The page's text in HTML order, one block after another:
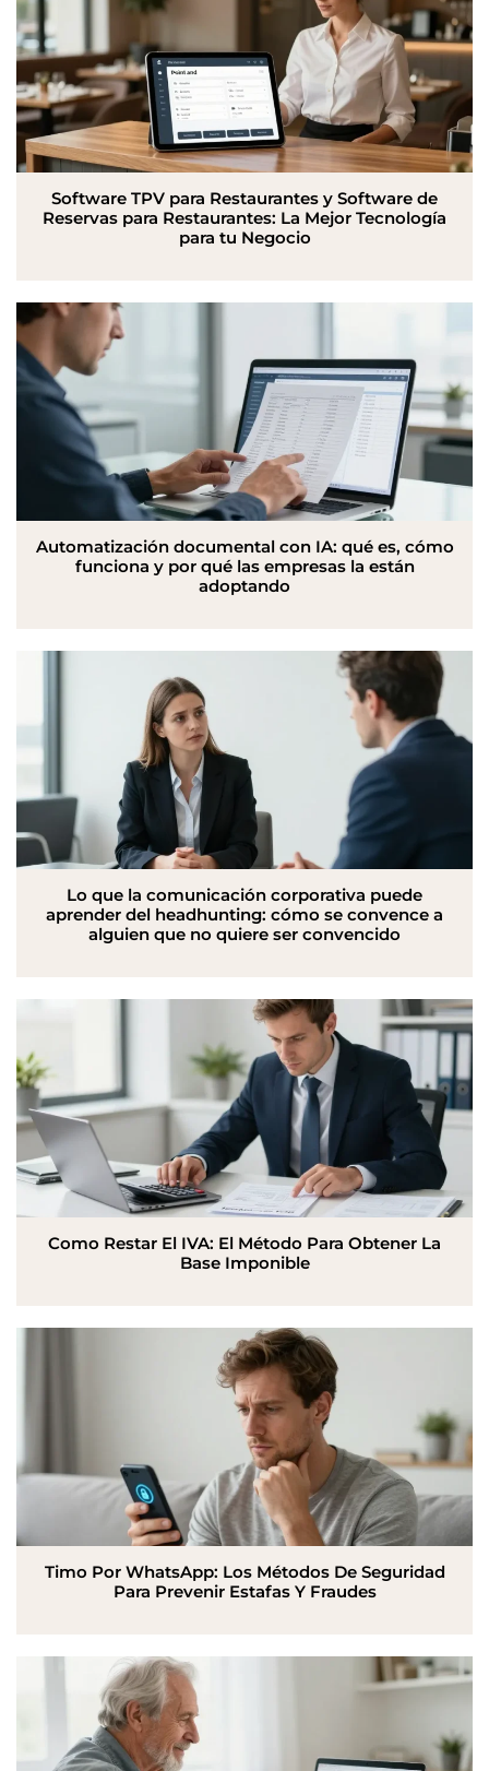
Software TPV para Restaurantes y Software de
Reservas para Restaurantes: La Mejor Tecnología
para tu Negocio
Automatización documental con IA: qué es, cómo
funciona y por qué las empresas la están
adoptando
Lo que la comunicación corporativa puede
aprender del headhunting: cómo se convence a
alguien que no quiere ser convencido
Como Restar El IVA: El Método Para Obtener La
Base Imponible
Timo Por WhatsApp: Los Métodos De Seguridad
Para Prevenir Estafas Y Fraudes